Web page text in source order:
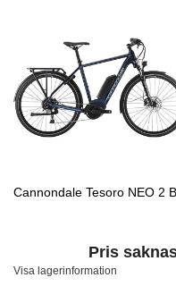
Cannondale Tesoro NEO 2
Pris
Visa lagerinformation